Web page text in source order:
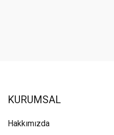
KURUMSAL
Hakkımızda